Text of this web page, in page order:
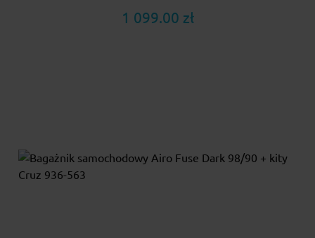
1 099.00 zł